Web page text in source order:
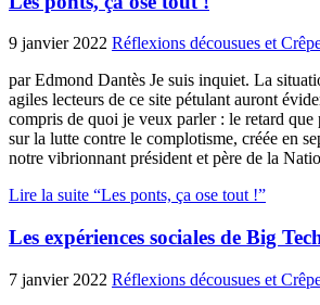
9 janvier 2022 Réflexions décousues et
par Edmond Dantès Je suis inquiet. La
agiles lecteurs de ce site pétulant auront
compris de quoi je veux parler : le retard que
sur la lutte contre le complotisme, créée en
notre vibrionnant président et père de la
Lire la suite “Les ponts, ça ose tout !”
Les expériences sociales de Big
7 janvier 2022 Réflexions décousues et